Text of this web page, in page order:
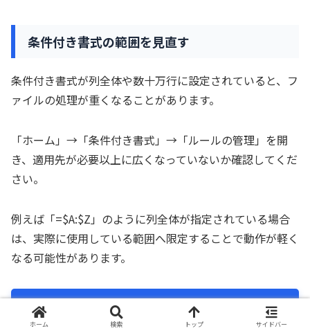
条件付き書式の範囲を見直す
条件付き書式が列全体や数十万行に設定されていると、フ
ァイルの処理が重くなることがあります。
「ホーム」→「条件付き書式」→「ルールの管理」を開
き、適用先が必要以上に広くなっていないか確認してくだ
さい。
例えば「=$A:$Z」のように列全体が指定されている場合
は、実際に使用している範囲へ限定することで動作が軽く
なる可能性があります。
Excel本体の不具合を確認する方法
ホーム 検索 トップ サイドバー